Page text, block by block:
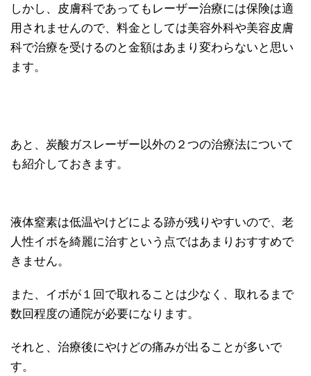
しかし、皮膚科であってもレーザー治療には保険は適
用されませんので、料金としては美容外科や美容皮膚
科で治療を受けるのと金額はあまり変わらないと思い
ます。
あと、炭酸ガスレーザー以外の２つの治療法について
も紹介しておきます。
液体窒素は低温やけどによる跡が残りやすいので、老
人性イボを綺麗に治すという点ではあまりおすすめで
きません。
また、イボが１回で取れることは少なく、取れるまで
数回程度の通院が必要になります。
それと、治療後にやけどの痛みが出ることが多いで
す。